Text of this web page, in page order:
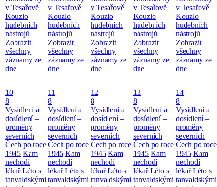
v Tesařově
Kouzlo
hudebních
nástrojů
Zobrazit
všechny
záznamy ze
dne
v Tesařově
Kouzlo
hudebních
nástrojů
Zobrazit
všechny
záznamy ze
dne
v Tesařově
Kouzlo
hudebních
nástrojů
Zobrazit
všechny
záznamy ze
dne
v Tesařově
Kouzlo
hudebních
nástrojů
Zobrazit
všechny
záznamy ze
dne
v Tesařově
Kouzlo
hudebních
nástrojů
Zobrazit
všechny
záznamy ze
dne
10
8
Vysídlení a
dosídlení –
proměny
severních
Čech po roce
1945 Kam
nechodí
lékař Léto s
tanvaldskými
11
8
Vysídlení a
dosídlení –
proměny
severních
Čech po roce
1945 Kam
nechodí
lékař Léto s
tanvaldskými
12
8
Vysídlení a
dosídlení –
proměny
severních
Čech po roce
1945 Kam
nechodí
lékař Léto s
tanvaldskými
13
8
Vysídlení a
dosídlení –
proměny
severních
Čech po roce
1945 Kam
nechodí
lékař Léto s
tanvaldskými
14
8
Vysídlení a
dosídlení –
proměny
severních
Čech po roce
1945 Kam
nechodí
lékař Léto s
tanvaldskými